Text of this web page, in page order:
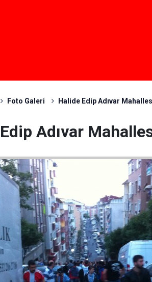
Foto Galeri Halide Edip Adıvar
Adıvar